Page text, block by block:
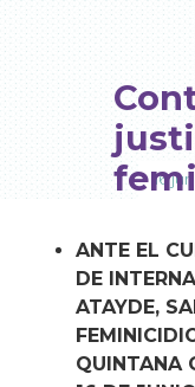
16
ANTE EL
DE
ATAYDE,
QUINTANA